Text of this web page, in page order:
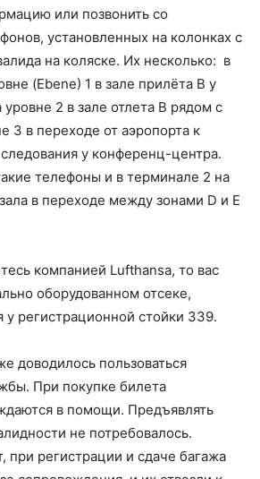
или позвонить со
установленных на колонках с
на коляске. Их несколько: в
(Ebene) 1 в зале прилёта B у
уровне 2 в зале отлета B рядом с
3 в переходе от аэропорта к
у конференц-центра.
телефоны и в терминале 2 на
в переходе между зонами D и E
компанией Lufthansa, то вас
оборудованном отсеке,
у регистрационной стойки 339.
доводилось пользоваться
При покупке билета
в помощи. Предъявлять
не потребовалось.
при регистрации и сдаче багажа